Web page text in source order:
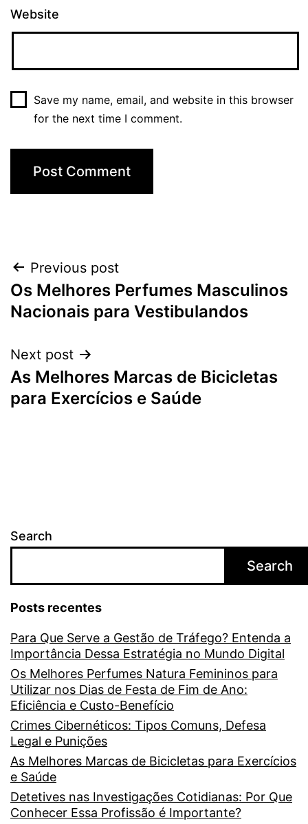
Website
Save my name, email, and website in this browser
for the next time I comment.
Post
navigation
Previous post
Os Melhores Perfumes Masculinos
Nacionais para Vestibulandos
Next post
As Melhores Marcas de Bicicletas
para Exercícios e Saúde
Search
Search
Posts recentes
Para Que Serve a Gestão de Tráfego? Entenda a
Importância Dessa Estratégia no Mundo Digital
Os Melhores Perfumes Natura Femininos para
Utilizar nos Dias de Festa de Fim de Ano:
Eficiência e Custo-Benefício
Crimes Cibernéticos: Tipos Comuns, Defesa
Legal e Punições
As Melhores Marcas de Bicicletas para Exercícios
e Saúde
Detetives nas Investigações Cotidianas: Por Que
Conhecer Essa Profissão é Importante?